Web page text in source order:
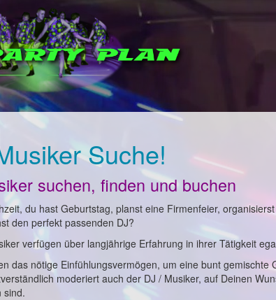
Suche!
suchen, finden und buchen
du hast Geburtstag, planst eine Firmenfeier,
den perfekt passenden DJ?
verfügen über langjährige Erfahrung in ihrer Tätigkeit
das nötige Einfühlungsvermögen, um eine bunt
moderiert auch der DJ / Musiker, auf Deinen
sind.